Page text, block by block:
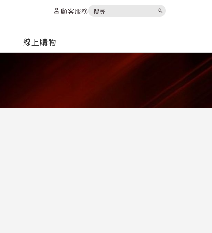
person顧客服務 search
線上購物